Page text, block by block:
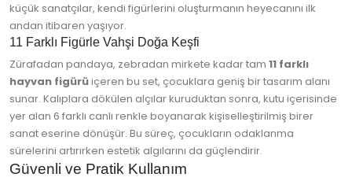
küçük sanatçılar, kendi figürlerini oluşturmanın heyecanını ilk
andan itibaren yaşıyor.
11 Farklı Figürle Vahşi Doğa Keşfi
Zürafadan pandaya, zebradan mirkete kadar tam 11 farklı
hayvan figürüiçeren bu set, çocuklara geniş bir tasarım alanı
sunar. Kalıplara dökülen alçılar kuruduktan sonra, kutu içerisinde
yer alan 6 farklı canlı renkle boyanarak kişiselleştirilmiş birer
sanat eserine dönüşür. Bu süreç, çocukların odaklanma
sürelerini artırırken estetik algılarını da güçlendirir.
Güvenli ve Pratik Kullanım